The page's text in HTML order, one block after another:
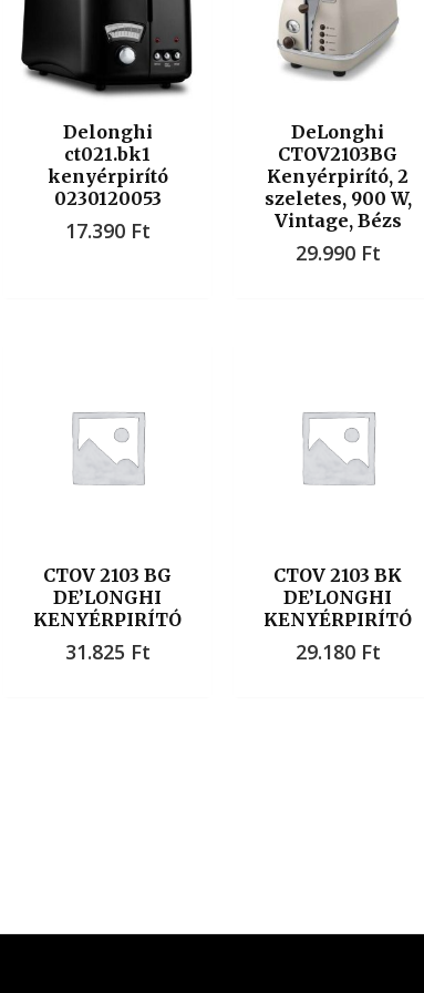
Delonghi
ct021.bk1
kenyérpirító
0230120053
17.390 Ft
DeLonghi
CTOV2103BG
Kenyérpirító, 2
szeletes, 900 W,
Vintage, Bézs
29.990 Ft
CTOV 2103 BG
DE’LONGHI
KENYÉRPIRÍTÓ
31.825 Ft
CTOV 2103 BK
DE’LONGHI
KENYÉRPIRÍTÓ
29.180 Ft